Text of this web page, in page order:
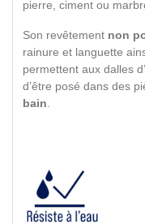
pierre, ciment ou
Son revêtement non
rainure et languette
permettent aux dalles
d’être posé dans des
bain.